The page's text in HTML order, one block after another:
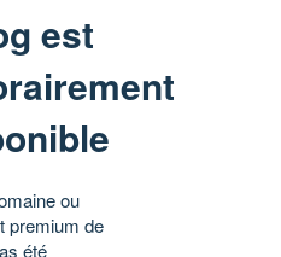
est
ou
premium de
été